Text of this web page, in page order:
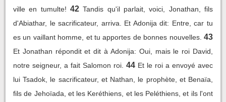
ville en tumulte! 42 Tandis qu'il parlait, voici, Jonathan, fils
d'Abiathar, le sacrificateur, arriva. Et Adonija dit: Entre, car tu
es un vaillant homme, et tu apportes de bonnes nouvelles. 43
Et Jonathan répondit et dit à Adonija: Oui, mais le roi David,
notre seigneur, a fait Salomon roi. 44 Et le roi a envoyé avec
lui Tsadok, le sacrificateur, et Nathan, le prophète, et Benaïa,
fils de Jehoïada, et les Keréthiens, et les Peléthiens, et ils l'ont